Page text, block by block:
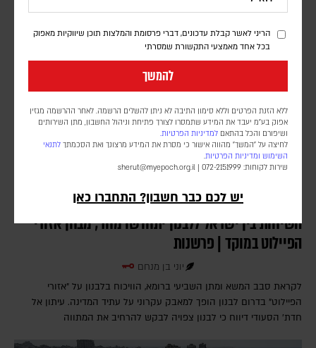
הריני לאשר קבלת עדכונים, דברי פרסומת והמלצות תוכן שיווקיות מאפוק
בכל אחד מאמצעי התקשורת שמסרתי
להמשך
ללא הזנת הפרטים וללא סימון התיבה לא ניתן להשלים הרשמה. לאחר ההרשמה מגזין
אפוק בע״מ יעבד את המידע שתמסרו לצורך פתיחת וניהול החשבון, מתן השירותים
ושיפורם והכל בהתאם למדיניות הפרטיות.
לחיצה על "המשך" מהווה אישור כי מסרת את המידע מרצונך ואת הסכמתך לתנאי
השימוש ומדיניות הפרטיות.
שירות לקוחות: 072-2151999 |
sherut@myepoch.org.il
יש לכם כבר חשבון? התחברו כאן
שומרים על כוננות גבוהה מול האפשרות שאיראן תחליט ליזום מהלך
השיחות בין ישראל ללבנון יתחדשו מחר; מבחן אזורי
הפיילוט במוקד | פרשנות
יוני בן מנחם
לקראת סבב המשא ומתן השביעי ברומא, הוויכוח בלבנון על "אזורי
הפיילוט" בדרום לבנון הופך למאבק עקרוני על עתיד המדינה. עיתון אל
חדת' הסעודי דיווח כי לבנון צפויה לבקש להרחיב את המתווה